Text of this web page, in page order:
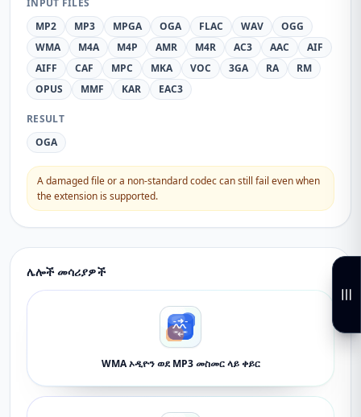
INPUT FILES
MP2
MP3 MPGA OGA FLAC WAV
OGG
WMA
M4A M4P AMR M4R AC3 AAC
AIF
AIFF
CAF MPC MKA VOC 3GA RA
RM
OPUS
MMF KAR EAC3
RESULT
OGA
A damaged file or a non-standard codec can still fail even when
the extension is supported.
ሌሎች መሳሪያዎች
WMA ኦዲዮን ወደ MP3 መስመር ላይ ቀይር